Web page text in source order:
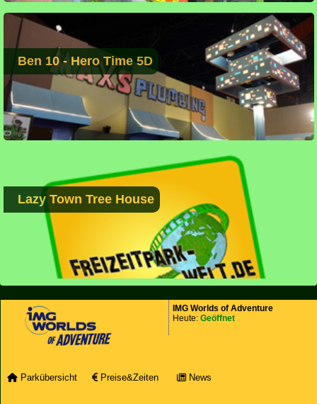
Ben 10 - Hero Time 5D
Lazy Town Tree House
IMG Worlds of Adventure
Heute: Geöffnet
Parkübersicht Preise&Zeiten News